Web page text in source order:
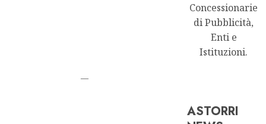
—
Concessionarie
di Pubblicità,
Enti e
Istituzioni.
ASTORRI